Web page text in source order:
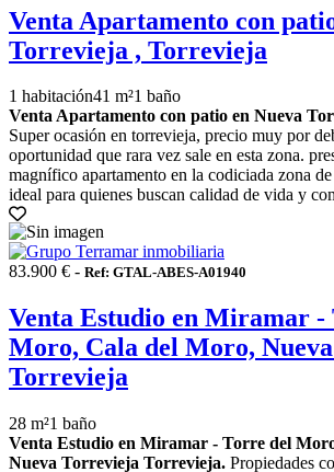
Venta Apartamento con
Torrevieja , Torrevieja
1 habitación41 m²1 baño
Venta Apartamento con patio en Nueva
Super ocasión en torrevieja, precio muy por
oportunidad que rara vez sale en esta zona.
magnífico apartamento en la codiciada zona
ideal para quienes buscan calidad de vida y
83.900 € - Ref: GTAL-ABES-A01940
Venta Estudio en Miramar -
Moro, Cala del Moro,
Torrevieja
28 m²1 baño
Venta Estudio en Miramar - Torre del
Nueva Torrevieja Torrevieja. Propiedades